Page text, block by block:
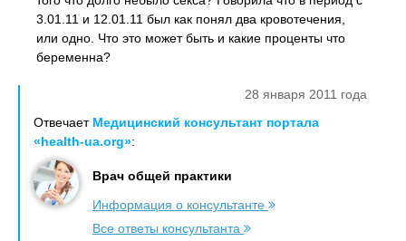
3.01.11 и 12.01.11 был как понял два кровотечения,
или одно. Что это может быть и какие проценты что
беременна?
28 января 2011 года
Отвечает Медицинский консультант портала
«health-ua.org»:
Врач общей практики
Информация о консультанте
Все ответы консультанта